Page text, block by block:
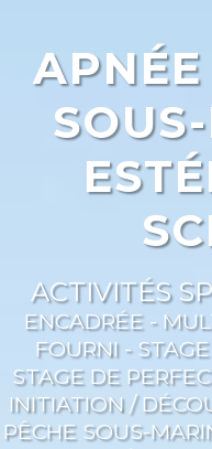
ACTIVITÉS
ENCADRÉE -
FOURNI -
STAGE DE
INITIATION /
PÊCHE SOUS-